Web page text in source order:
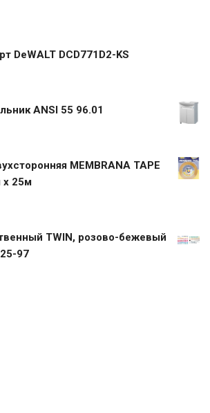
DeWALT DCD771D2-KS
ANSI 55 96.01
MEMBRANA TAPE
х 25м
TWIN, розово-бежевый
97